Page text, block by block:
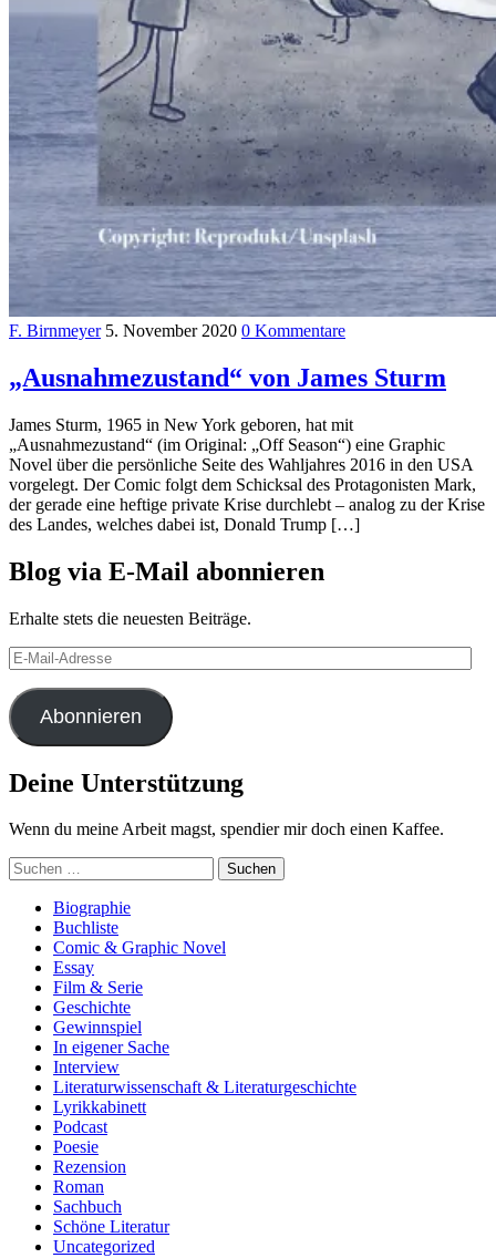
F. Birnmeyer 5. November 2020 0 Kommentare
„Ausnahmezustand“ von James Sturm
James Sturm, 1965 in New York geboren, hat mit
„Ausnahmezustand“ (im Original: „Off Season“) eine Graphic
Novel über die persönliche Seite des Wahljahres 2016 in den USA
vorgelegt. Der Comic folgt dem Schicksal des Protagonisten Mark,
der gerade eine heftige private Krise durchlebt – analog zu der Krise
des Landes, welches dabei ist, Donald Trump […]
Blog via E-Mail abonnieren
Erhalte stets die neuesten Beiträge.
E-
Mail-
Adresse
Abonnieren
Deine Unterstützung
Wenn du meine Arbeit magst, spendier mir doch einen Kaffee.
Suchen
nach:
Biographie
Buchliste
Comic & Graphic Novel
Essay
Film & Serie
Geschichte
Gewinnspiel
In eigener Sache
Interview
Literaturwissenschaft & Literaturgeschichte
Lyrikkabinett
Podcast
Poesie
Rezension
Roman
Sachbuch
Schöne Literatur
Uncategorized